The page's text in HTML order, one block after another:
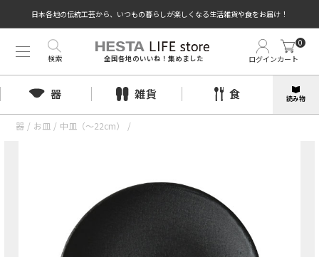
日本各地の伝統工芸から、いつもの暮らしが楽しくなる生活雑貨や食をお届け！
全国各地のいいね！集めました ログインカート
0
検索
器 雑貨 食 読み物
器 / お皿 / 中皿（〜22cm） /